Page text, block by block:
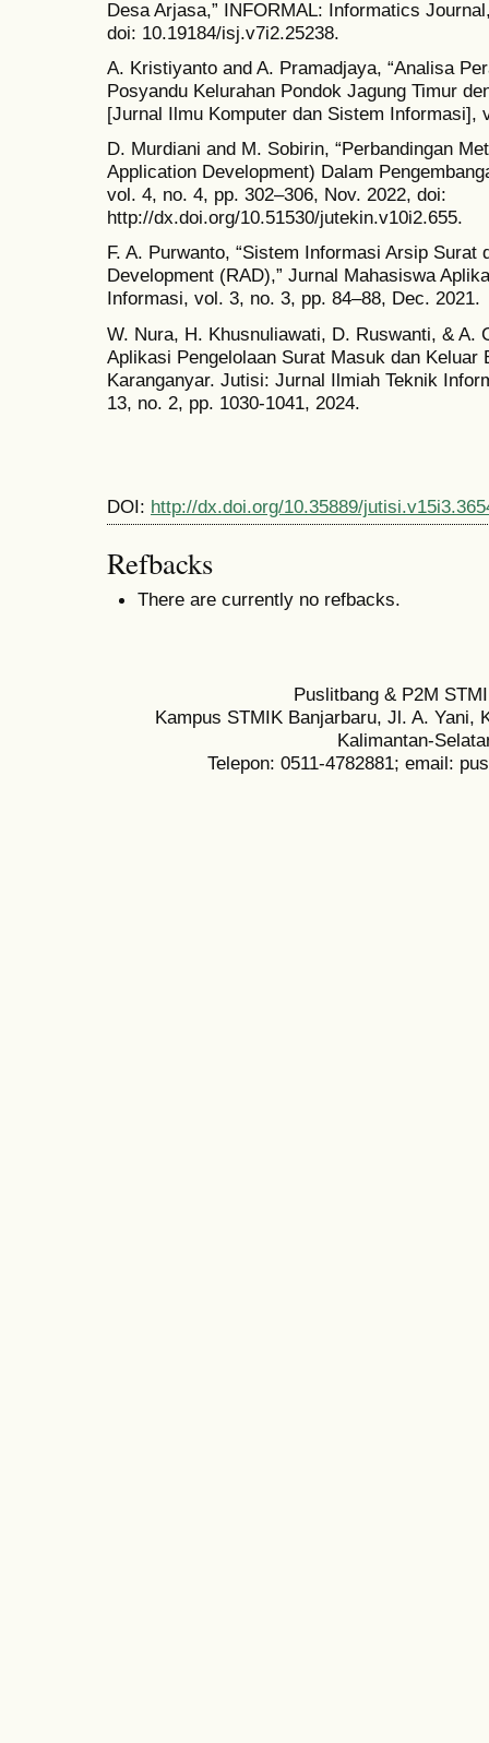
Desa Arjasa,” INFORMAL: Informatics
doi: 10.19184/isj.v7i2.25238.
A. Kristiyanto and A. Pramadjaya, “Analisa
Posyandu Kelurahan Pondok Jagung Timur
[Jurnal Ilmu Komputer dan Sistem Informasi],
D. Murdiani and M. Sobirin, “Perbandingan
Application Development) Dalam
vol. 4, no. 4, pp. 302–306, Nov. 2022, doi:
http://dx.doi.org/10.51530/jutekin.v10i2.655.
F. A. Purwanto, “Sistem Informasi Arsip Surat
Development (RAD),” Jurnal Mahasiswa
Informasi, vol. 3, no. 3, pp. 84–88, Dec. 2021.
W. Nura, H. Khusnuliawati, D. Ruswanti, & A.
Aplikasi Pengelolaan Surat Masuk dan Keluar
Karanganyar. Jutisi: Jurnal Ilmiah Teknik
13, no. 2, pp. 1030-1041, 2024.
DOI: http://dx.doi.org/10.35889/
Refbacks
There are currently no refbacks.
Puslitbang & P2M
Kampus STMIK Banjarbaru, Jl. A. Yani,
Kalimantan-
Telepon: 0511-4782881; email: